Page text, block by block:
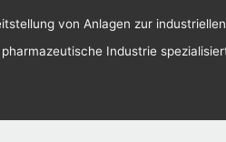
von Anlagen zur
Industrie